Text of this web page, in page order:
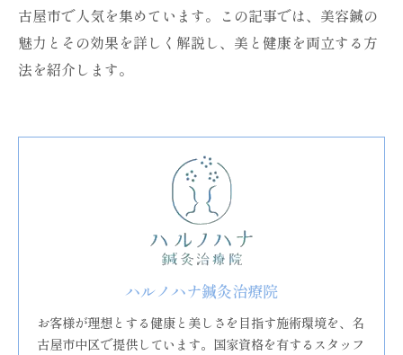
古屋市で人気を集めています。この記事では、美容鍼の
魅力とその効果を詳しく解説し、美と健康を両立する方
法を紹介します。
ハルノハナ鍼灸治療院
お客様が理想とする健康と美しさを目指す施術環境を、名
古屋市中区で提供しています。国家資格を有するスタッフ